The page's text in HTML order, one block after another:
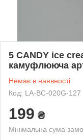
5 CANDY ice
камуфлююча
Немає в наявності
Код: LA-BC-020G-127
199 ₴
Мінімальна сума